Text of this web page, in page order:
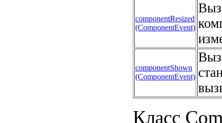
componentResized
(ComponentEvent)
componentShown
(ComponentEvent)
Класс